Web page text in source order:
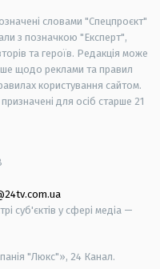
словами "Спецпроєкт"
з позначкою "Експерт",
та героїв. Редакція може
щодо реклами та правил
користування сайтом.
для осіб старше 21
суб'єктів у сфері медіа —
"Люкс"», 24 Канал.